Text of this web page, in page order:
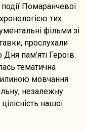
Помаранчевої
тих
фільми зі
прослухали
пам’яті Героїв
тематична
мовчання
незалежну
нашої